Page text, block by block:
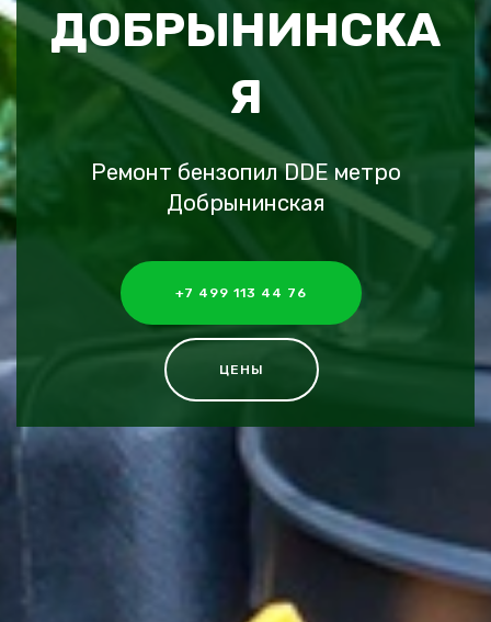
ДОБРЫНИНСКА
Я
Ремонт бензопил DDE метро
Добрынинская
+7 499 113 44 76
ЦЕНЫ